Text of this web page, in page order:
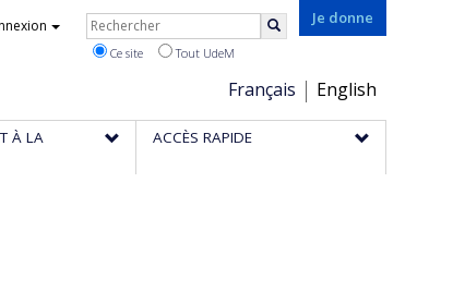
Je donne
Choix
de
la
Français English
Rechercher
Ce site Tout UdeM
À LA ACCÈS RAPIDE